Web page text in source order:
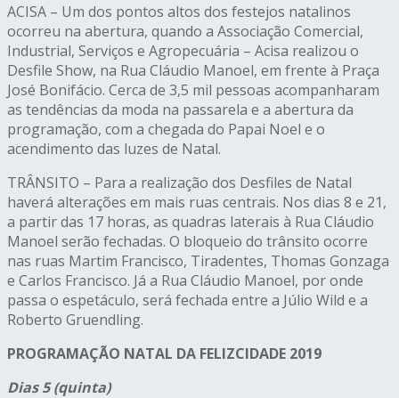
ACISA – Um dos pontos altos dos festejos natalinos
ocorreu na abertura, quando a Associação Comercial,
Industrial, Serviços e Agropecuária – Acisa realizou o
Desfile Show, na Rua Cláudio Manoel, em frente à Praça
José Bonifácio. Cerca de 3,5 mil pessoas acompanharam
as tendências da moda na passarela e a abertura da
programação, com a chegada do Papai Noel e o
acendimento das luzes de Natal.
TRÂNSITO – Para a realização dos Desfiles de Natal
haverá alterações em mais ruas centrais. Nos dias 8 e 21,
a partir das 17 horas, as quadras laterais à Rua Cláudio
Manoel serão fechadas. O bloqueio do trânsito ocorre
nas ruas Martim Francisco, Tiradentes, Thomas Gonzaga
e Carlos Francisco. Já a Rua Cláudio Manoel, por onde
passa o espetáculo, será fechada entre a Júlio Wild e a
Roberto Gruendling.
PROGRAMAÇÃO NATAL DA FELIZCIDADE 2019
Dias 5 (quinta)